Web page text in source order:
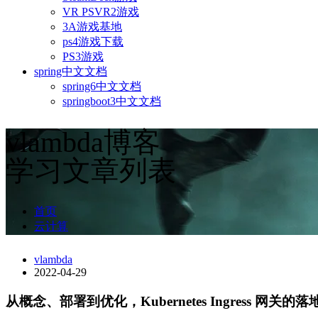
VR PSVR2游戏
3A游戏基地
ps4游戏下载
PS3游戏
spring中文文档
spring6中文文档
springboot3中文文档
vlambda博客
学习文章列表
首页
云计算
vlambda
2022-04-29
从概念、部署到优化，Kubernetes Ingress 网关的落